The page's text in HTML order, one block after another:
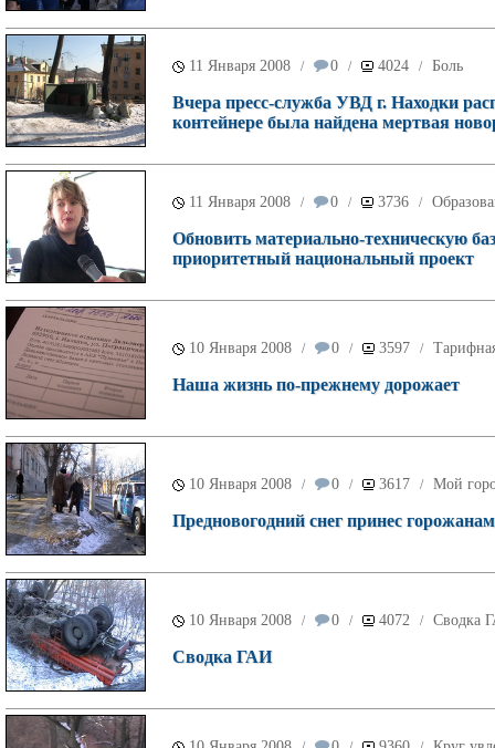
11 Января 2008 / 0 / 4024 / Боль
Вчера пресс-служба УВД г. Находки
контейнере была найдена мертвая
11 Января 2008 / 0 / 3736 /
Обновить материально-техническую
приоритетный национальный проект
10 Января 2008 / 0 / 3597 /
Наша жизнь по-прежнему дорожает
10 Января 2008 / 0 / 3617 / Мой
Предновогодний снег принес
10 Января 2008 / 0 / 4072 / Сводка
Сводка ГАИ